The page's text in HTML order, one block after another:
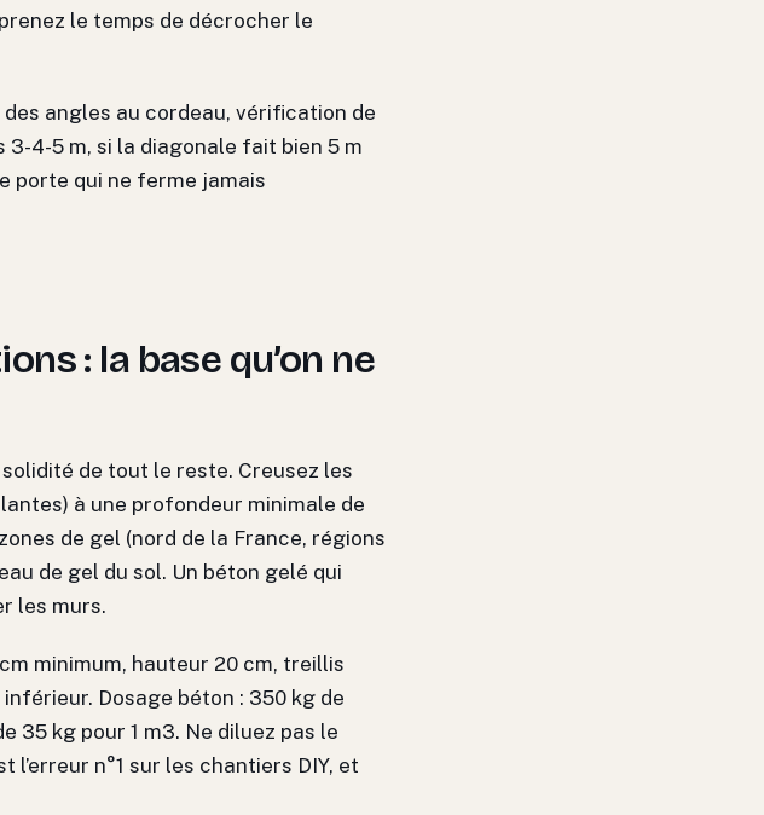
le temps de décrocher le
angles au cordeau, vérification de
3-4-5 m, si la diagonale fait bien 5 m
porte qui ne ferme jamais
: la base qu’on ne
de tout le reste. Creusez les
à une profondeur minimale de
de gel (nord de la France, régions
de gel du sol. Un béton gelé qui
les murs.
minimum, hauteur 20 cm, treillis
Dosage béton : 350 kg de
35 kg pour 1 m3. Ne diluez pas le
l’erreur n°1 sur les chantiers DIY, et